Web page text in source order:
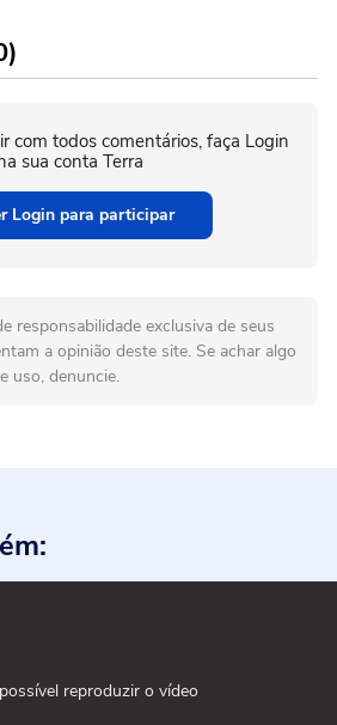
com todos comentários, faça Login
sua conta Terra
Login para participar
responsabilidade exclusiva de seus
a opinião deste site. Se achar algo
uso, denuncie.
reproduzir o vídeo